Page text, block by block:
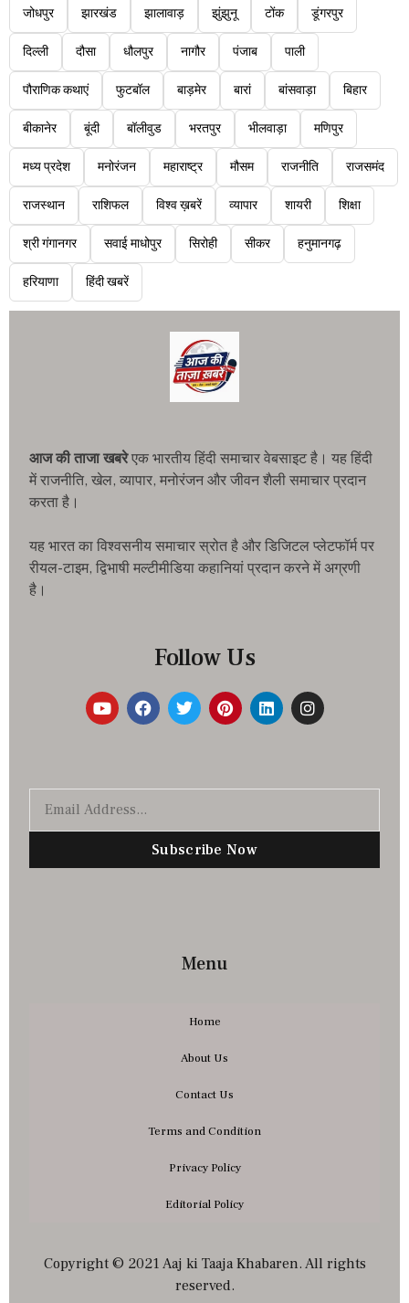
जोधपुर झारखंड झालावाड़ झुंझुनू टोंक डूंगरपुर
दिल्ली दौसा धौलपुर नागौर पंजाब पाली
पौराणिक कथाएं फुटबॉल बाड़मेर बारां बांसवाड़ा बिहार
बीकानेर बूंदी बॉलीवुड भरतपुर भीलवाड़ा मणिपुर
मध्य प्रदेश मनोरंजन महाराष्ट्र मौसम राजनीति राजसमंद
राजस्थान राशिफल विश्व ख़बरें व्यापार शायरी शिक्षा
श्री गंगानगर सवाई माधोपुर सिरोही सीकर हनुमानगढ़
हरियाणा हिंदी खबरें
आज की ताजा खबरेएक भारतीय हिंदी समाचार वेबसाइट है। यह हिंदी
में राजनीति, खेल, व्यापार, मनोरंजन और जीवन शैली समाचार प्रदान
करता है।
यह भारत का विश्वसनीय समाचार स्रोत है और डिजिटल प्लेटफॉर्म पर
रीयल-टाइम, द्विभाषी मल्टीमीडिया कहानियां प्रदान करने में अग्रणी
है।
Follow Us
Subscribe Now
Menu
Home
About Us
Contact Us
Terms and Condition
Privacy Policy
Editorial Policy
Copyright © 2021 Aaj ki Taaja Khabaren. All rights
reserved.